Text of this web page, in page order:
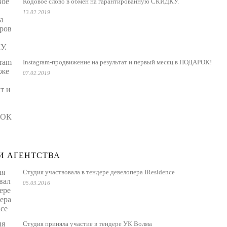
13.02.2019
Instagram-продвижение на результат и первый месяц в ПОДАРОК!
07.02.2019
АГЕНТСТВА
Студия участвовала в тендере девелопера IResidence
05.03.2016
Студия приняла участие в тендере УК Волма